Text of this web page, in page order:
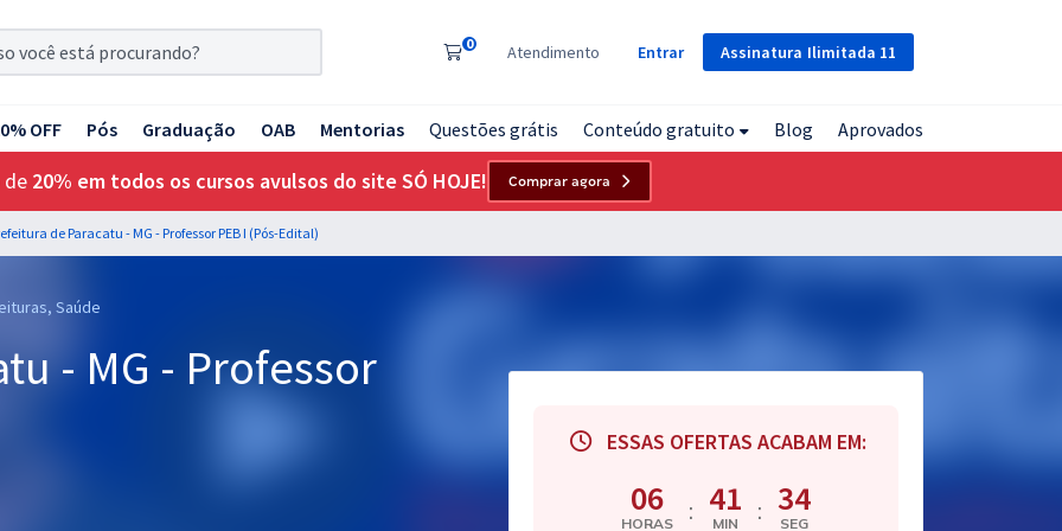
Assinatura Ilimitada 11
0 Atendimento Entrar
OFF Pós Graduação OAB Mentorias Questões grátis Conteúdo gratuito Blog Aprovados
de 20% em todos os cursos avulsos do site SÓ HOJE! Comprar agora
de Paracatu - MG - Professor PEB I (Pós-Edital)
Saúde
- MG - Professor
ESSAS OFERTAS ACABAM EM:
06
HORAS : 41
MIN : 33
SEG